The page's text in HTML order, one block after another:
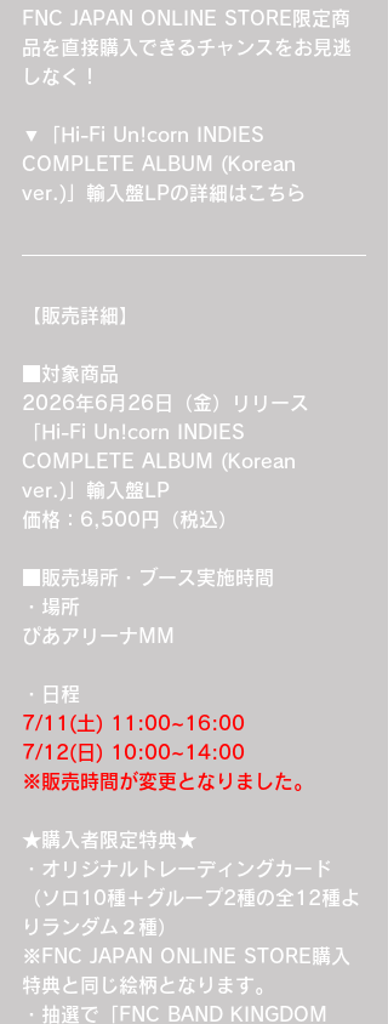
FNC JAPAN ONLINE STORE限定商
品を直接購入できるチャンスをお見逃
しなく！
▼「Hi-Fi Un!corn INDIES
COMPLETE ALBUM (Korean
ver.)」輸入盤LPの詳細はこちら
【販売詳細】
■対象商品
2026年6月26日（金）リリース
「Hi-Fi Un!corn INDIES
COMPLETE ALBUM (Korean
ver.)」輸入盤LP
価格：6,500円（税込）
■販売場所・ブース実施時間
・場所
ぴあアリーナMM
・日程
7/11(土) 11:00~16:00
7/12(日) 10:00~14:00
※販売時間が変更となりました。
★購入者限定特典★
・オリジナルトレーディングカード
（ソロ10種＋グループ2種の全12種よ
りランダム２種）
※FNC JAPAN ONLINE STORE購入
特典と同じ絵柄となります。
・抽選で「FNC BAND KINGDOM